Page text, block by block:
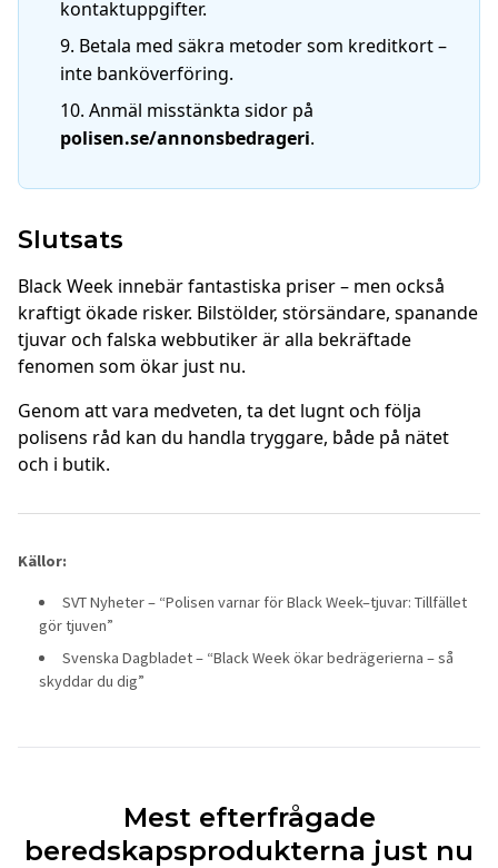
kontaktuppgifter.
Betala med säkra metoder som kreditkort –
inte banköverföring.
Anmäl misstänkta sidor på
polisen.se/annonsbedrageri.
Slutsats
Black Week innebär fantastiska priser – men också
kraftigt ökade risker. Bilstölder, störsändare, spanande
tjuvar och falska webbutiker är alla bekräftade
fenomen som ökar just nu.
Genom att vara medveten, ta det lugnt och följa
polisens råd kan du handla tryggare, både på nätet
och i butik.
Källor:
SVT Nyheter – “Polisen varnar för Black Week–tjuvar: Tillfället
gör tjuven”
Svenska Dagbladet – “Black Week ökar bedrägerierna – så
skyddar du dig”
Mest efterfrågade
beredskapsprodukterna just nu